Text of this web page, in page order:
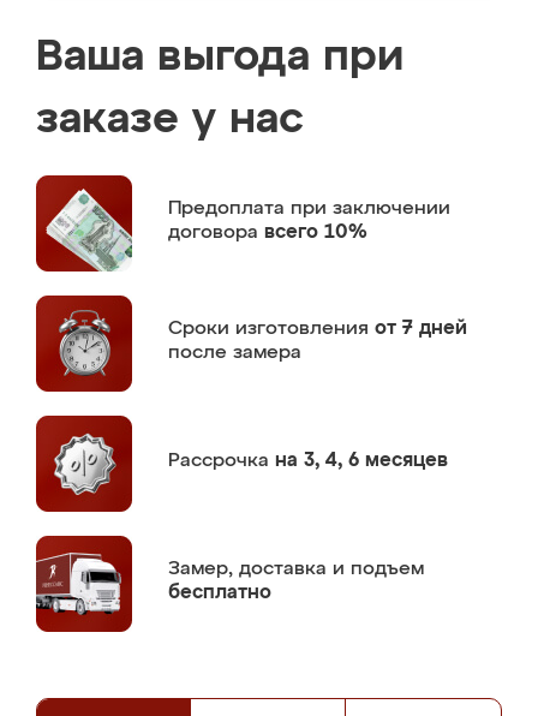
Ваша выгода при
заказе у нас
Предоплата при заключении
договора всего 10%
Сроки изготовления от 7 дней
после замера
Рассрочка на 3, 4, 6 месяцев
Замер, доставка и подъем
бесплатно